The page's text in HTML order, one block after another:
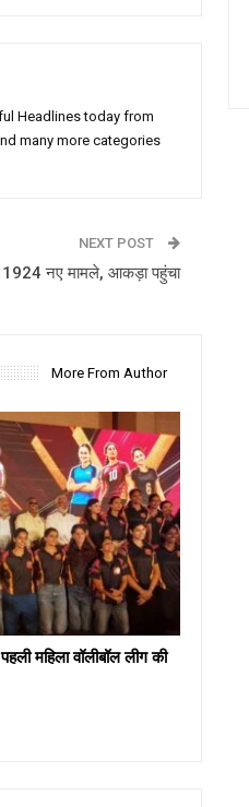
Headlines today from
many more categories
NEXT POST
1924 नए मामले, आकड़ा पहुंचा
More From Author
महिला वॉलीबॉल लीग की